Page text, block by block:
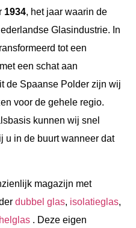
1934, het jaar waarin de
Glasindustrie. In
tot een
een schat aan
de Spaanse Polder zijn wij
voor de gehele regio.
kunnen wij snel
u in de buurt wanneer dat
magazijn met
dubbel glas, isolatieglas,
. Deze eigen